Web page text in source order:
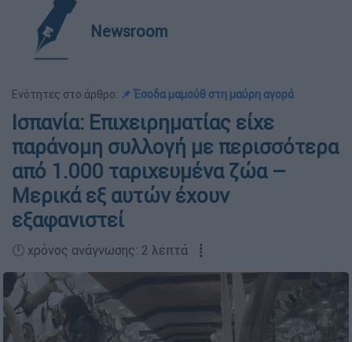
Newsroom
Ενότητες στο άρθρο: 📌 Έσοδα μαμούθ στη μαύρη αγορά
Ισπανία: Επιχειρηματίας είχε
παράνομη συλλογή με περισσότερα
από 1.000 ταριχευμένα ζώα –
Μερικά εξ αυτών έχουν
εξαφανιστεί
🕛 χρόνος ανάγνωσης: 2 λεπτά ┋